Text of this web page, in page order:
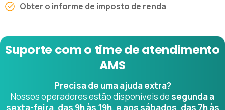
Obter o informe de imposto de renda
Suporte como timedeatendimento
AMS
Precisa de uma ajuda extra?
Nossos operadores estão disponíveis de segunda a